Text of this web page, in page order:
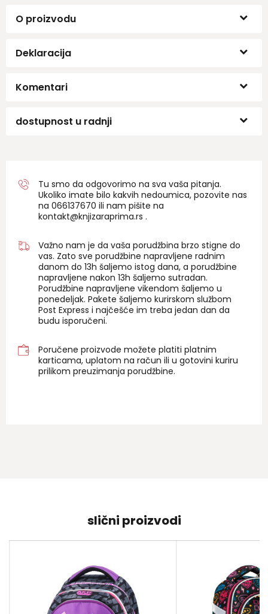
O proizvodu
Deklaracija
Komentari
dostupnost u radnji
Tu smo da odgovorimo na sva vaša pitanja.
Ukoliko imate bilo kakvih nedoumica, pozovite nas
na 066137670 ili nam pišite na
kontakt@knjizaraprima.rs .
Važno nam je da vaša porudžbina brzo stigne do
vas. Zato sve porudžbine napravljene radnim
danom do 13h šaljemo istog dana, a porudžbine
napravljene nakon 13h šaljemo sutradan.
Porudžbine napravljene vikendom šaljemo u
ponedeljak. Pakete šaljemo kurirskom službom
Post Express i najčešće im treba jedan dan da
budu isporučeni.
Poručene proizvode možete platiti platnim
karticama, uplatom na račun ili u gotovini kuriru
prilikom preuzimanja porudžbine.
slični proizvodi